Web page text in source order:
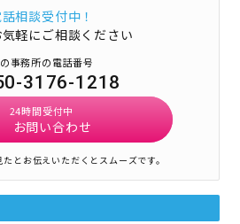
相談受付中！
軽にご相談ください
事務所の電話番号
3176-1218
24時間受付中
お問い合わせ
とお伝えいただくとスムーズです。